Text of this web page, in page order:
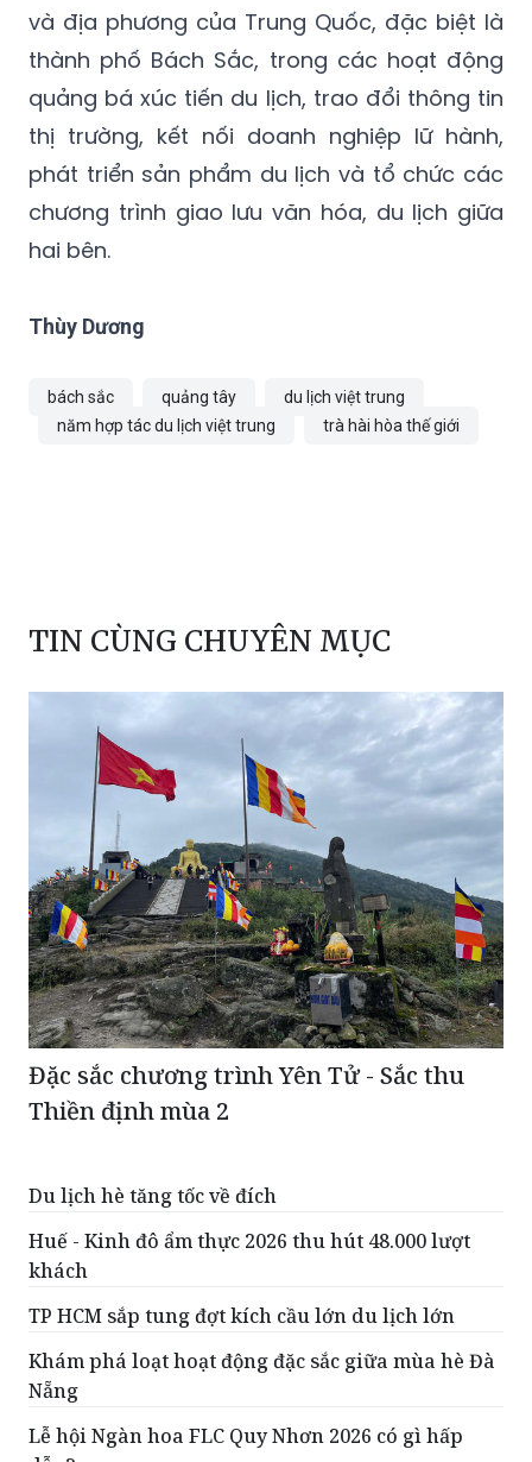
và địa phương của Trung Quốc, đặc biệt là
thành phố Bách Sắc, trong các hoạt động
quảng bá xúc tiến du lịch, trao đổi thông tin
thị trường, kết nối doanh nghiệp lữ hành,
phát triển sản phẩm du lịch và tổ chức các
chương trình giao lưu văn hóa, du lịch giữa
hai bên.
Thùy Dương
bách sắc quảng tây
du lịch việt trung
năm hợp tác du lịch việt trung
trà hài hòa thế giới
TIN CÙNG CHUYÊN MỤC
Đặc sắc chương trình Yên Tử - Sắc thu
Thiền định mùa 2
Du lịch hè tăng tốc về đích
Huế - Kinh đô ẩm thực 2026 thu hút 48.000 lượt
khách
TP HCM sắp tung đợt kích cầu lớn du lịch lớn
Khám phá loạt hoạt động đặc sắc giữa mùa hè Đà
Nẵng
Lễ hội Ngàn hoa FLC Quy Nhơn 2026 có gì hấp